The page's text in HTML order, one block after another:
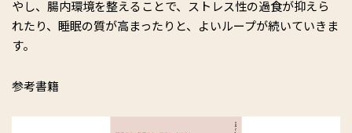
やし、腸内環境を整えることで、ストレス性の過食が抑えら
れたり、睡眠の質が高まったりと、よいループが続いていきま
す。
参考書籍